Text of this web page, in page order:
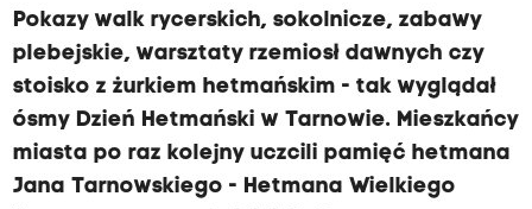
Pokazy walk rycerskich, sokolnicze, zabawy
plebejskie, warsztaty rzemiosł dawnych czy
stoisko z żurkiem hetmańskim - tak wyglądał
ósmy Dzień Hetmański w Tarnowie. Mieszkańcy
miasta po raz kolejny uczcili pamięć hetmana
Jana Tarnowskiego - Hetmana Wielkiego